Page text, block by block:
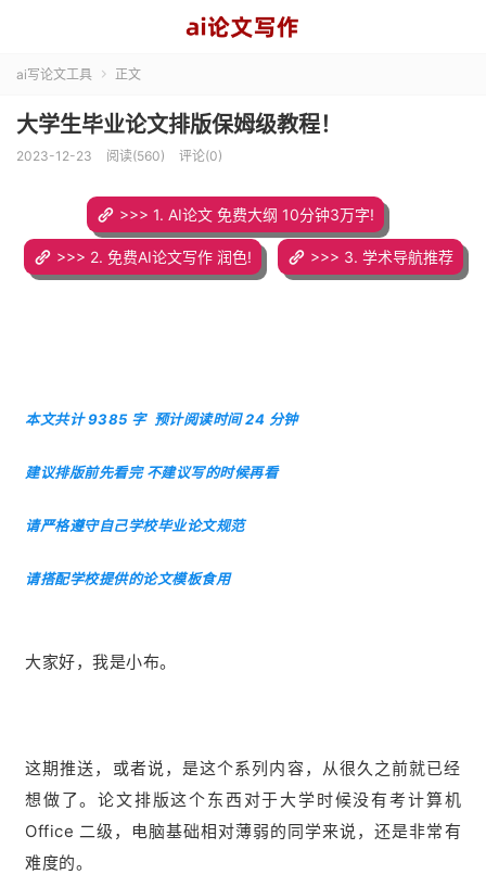
ai写论文工具  正文
大学生毕业论文排版保姆级教程！
2023-12-23 阅读(560) 评论(0)
>>> 1. AI论文 免费大纲 10分钟3万字!
>>> 2. 免费AI论文写作 润色! >>> 3. 学术导航推荐
本文共计 9385 字 预计阅读时间 24 分钟
建议排版前先看完 不建议写的时候再看
请严格遵守自己学校毕业论文规范
请搭配学校提供的论文模板食用
大家好，我是小布。
这期推送，或者说，是这个系列内容，从很久之前就已经
想做了。论文排版这个东西对于大学时候没有考计算机
Office 二级，电脑基础相对薄弱的同学来说，还是非常有
难度的。